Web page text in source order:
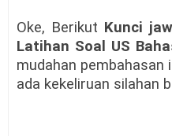
Oke, Berikut Kunci
Latihan Soal US
mudahan pembahasan
ada kekeliruan silahan